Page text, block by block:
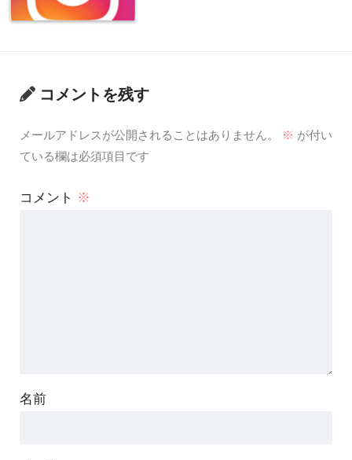
コメントを残す
メールアドレスが公開されることはありません。 ※ が付い
ている欄は必須項目です
コメント ※
名前